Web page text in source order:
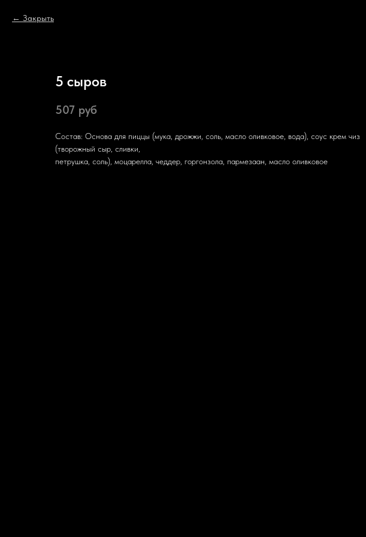
Закрыть
5 сыров
507 руб
Состав: Основа для пиццы (мука, дрожжи, соль, масло оливковое, вода), соус крем чиз
(творожный сыр, сливки,
петрушка, соль), моцарелла, чеддер, горгонзола, пармезаан, масло оливковое